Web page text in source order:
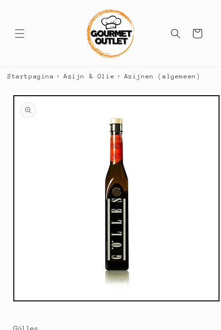
Winkelwagen
Startpagina › Azijn & Olie › Azijnen (algemeen)
Media
in